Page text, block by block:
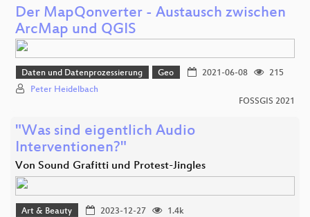
Der MapQonverter - Austausch zwischen
ArcMap und QGIS
Daten und Datenprozessierung Geo 2021-06-08
215
Peter Heidelbach
FOSSGIS 2021
"Was sind eigentlich Audio
Interventionen?"
Von Sound Grafitti und Protest-Jingles
Art & Beauty 2023-12-27
1.4k